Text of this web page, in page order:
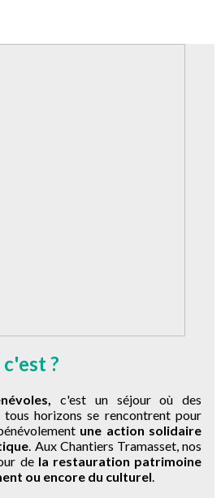
?
c'est un séjour où des
horizons se rencontrent pour
une action solidaire
. Aux Chantiers Tramasset, nos
de la restauration patrimoine
ou encore du culturel